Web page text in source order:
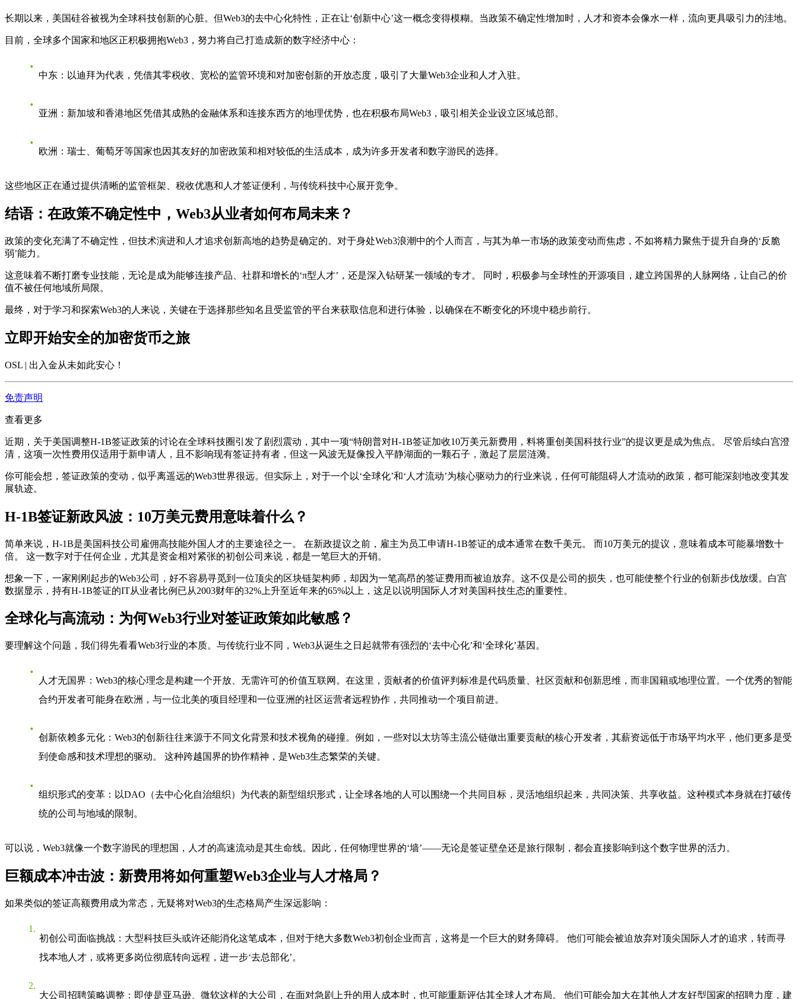
长期以来，美国硅谷被视为全球科技创新的心脏。但Web3的去中心化特性，正在让‘创新中心’这一概念变得模糊。当政策不确定性增加时，人才和资本会像水一样，流向更具吸引力的洼地。
目前，全球多个国家和地区正积极拥抱Web3，努力将自己打造成新的数字经济中心：
中东 ：以迪拜为代表，凭借其零税收、宽松的监管环境和对加密创新的开放态度，吸引了大量Web3企业和人才入驻。
亚洲 ：新加坡和香港地区凭借其成熟的金融体系和连接东西方的地理优势，也在积极布局Web3，吸引相关企业设立区域总部。
欧洲 ：瑞士、葡萄牙等国家也因其友好的加密政策和相对较低的生活成本，成为许多开发者和数字游民的选择。
这些地区正在通过提供清晰的监管框架、税收优惠和人才签证便利，与传统科技中心展开竞争。
结语：在政策不确定性中，Web3从业者如何布局未来？
政策的变化充满了不确定性，但技术演进和人才追求创新高地的趋势是确定的。对于身处Web3浪潮中的个人而言，与其为单一市场的政策变动而焦虑，不如将精力聚焦于提升自身的‘反脆
弱’能力。
这意味着不断打磨专业技能，无论是成为能够连接产品、社群和增长的‘π型人才’，还是深入钻研某一领域的专才。 同时，积极参与全球性的开源项目，建立跨国界的人脉网络，让自己的价
值不被任何地域所局限。
最终，对于学习和探索Web3的人来说，关键在于选择那些知名且受监管的平台来获取信息和进行体验，以确保在不断变化的环境中稳步前行。
立即开始安全的加密货币之旅
OSL | 出入金从未如此安心 ！
免责声明
查看更多
近期，关于美国调整H-1B签证政策的讨论在全球科技圈引发了剧烈震动，其中一项“特朗普对H-1B签证加收10万美元新费用，料将重创美国科技行业”的提议更是成为焦点。 尽管后续白宫澄
清，这项一次性费用仅适用于新申请人，且不影响现有签证持有者，但这一风波无疑像投入平静湖面的一颗石子，激起了层层涟漪。
你可能会想，签证政策的变动，似乎离遥远的Web3世界很远。但实际上，对于一个以‘全球化’和‘人才流动’为核心驱动力的行业来说，任何可能阻碍人才流动的政策，都可能深刻地改变其发
展轨迹。
H-1B签证新政风波：10万美元费用意味着什么？
简单来说，H-1B是美国科技公司雇佣高技能外国人才的主要途径之一。 在新政提议之前，雇主为员工申请H-1B签证的成本通常在数千美元。 而10万美元的提议，意味着成本可能暴增数十
倍。 这一数字对于任何企业，尤其是资金相对紧张的初创公司来说，都是一笔巨大的开销。
想象一下，一家刚刚起步的Web3公司，好不容易寻觅到一位顶尖的区块链架构师，却因为一笔高昂的签证费用而被迫放弃。这不仅是公司的损失，也可能使整个行业的创新步伐放缓。白宫
数据显示，持有H-1B签证的IT从业者比例已从2003财年的32%上升至近年来的65%以上，这足以说明国际人才对美国科技生态的重要性。
全球化与高流动：为何Web3行业对签证政策如此敏感？
要理解这个问题，我们得先看看Web3行业的本质。与传统行业不同，Web3从诞生之日起就带有强烈的‘去中心化’和‘全球化’基因。
人才无国界 ：Web3的核心理念是构建一个开放、无需许可的价值互联网。在这里，贡献者的价值评判标准是代码质量、社区贡献和创新思维，而非国籍或地理位置。一个优秀的智能
合约开发者可能身在欧洲，与一位北美的项目经理和一位亚洲的社区运营者远程协作，共同推动一个项目前进。
创新依赖多元化 ：Web3的创新往往来源于不同文化背景和技术视角的碰撞。例如，一些对以太坊等主流公链做出重要贡献的核心开发者，其薪资远低于市场平均水平，他们更多是受
到使命感和技术理想的驱动。 这种跨越国界的协作精神，是Web3生态繁荣的关键。
组织形式的变革 ：以DAO（去中心化自治组织）为代表的新型组织形式，让全球各地的人可以围绕一个共同目标，灵活地组织起来，共同决策、共享收益。这种模式本身就在打破传
统的公司与地域的限制。
可以说，Web3就像一个数字游民的理想国，人才的高速流动是其生命线。因此，任何物理世界的‘墙’——无论是签证壁垒还是旅行限制，都会直接影响到这个数字世界的活力。
巨额成本冲击波：新费用将如何重塑Web3企业与人才格局？
如果类似的签证高额费用成为常态，无疑将对Web3的生态格局产生深远影响：
初创公司面临挑战 ：大型科技巨头或许还能消化这笔成本，但对于绝大多数Web3初创企业而言，这将是一个巨大的财务障碍。 他们可能会被迫放弃对顶尖国际人才的追求，转而寻
找本地人才，或将更多岗位彻底转向远程，进一步‘去总部化’。
大公司招聘策略调整 ：即使是亚马逊、微软这样的大公司，在面对急剧上升的用人成本时，也可能重新评估其全球人才布局。 他们可能会加大在其他人才友好型国家的招聘力度，建